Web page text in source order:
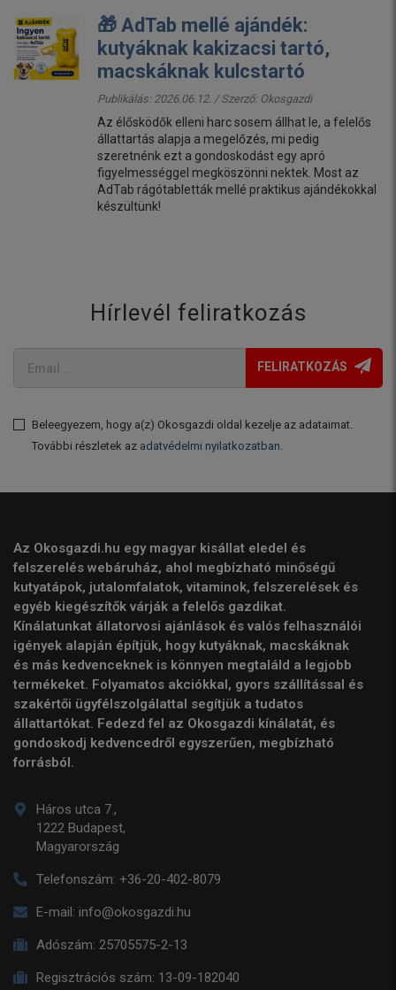
🎁 AdTab mellé ajándék:
kutyáknak kakizacsi tartó,
macskáknak kulcstartó
Publikálás: 2026.06.12. / Szerző: Okosgazdi
Az élősködők elleni harc sosem állhat le, a felelős
állattartás alapja a megelőzés, mi pedig
szeretnénk ezt a gondoskodást egy apró
figyelmességgel megköszönni nektek. Most az
AdTab rágótabletták mellé praktikus ajándékokkal
készültünk!
Hírlevél feliratkozás
FELIRATKOZÁS
Beleegyezem, hogy a(z) Okosgazdi oldal kezelje az adataimat.
További részletek az adatvédelmi nyilatkozatban.
Az Okosgazdi.hu egy magyar kisállat eledel és
felszerelés webáruház, ahol megbízható minőségű
kutyatápok, jutalomfalatok, vitaminok, felszerelések és
egyéb kiegészítők várják a felelős gazdikat.
Kínálatunkat állatorvosi ajánlások és valós felhasználói
igények alapján építjük, hogy kutyáknak, macskáknak
és más kedvenceknek is könnyen megtaláld a legjobb
termékeket. Folyamatos akciókkal, gyors szállítással és
szakértői ügyfélszolgálattal segítjük a tudatos
állattartókat. Fedezd fel az Okosgazdi kínálatát, és
gondoskodj kedvencedről egyszerűen, megbízható
forrásból.
Háros utca 7.,
1222 Budapest,
Magyarország
Telefonszám: +36-20-402-8079
E-mail: info@okosgazdi.hu
Adószám: 25705575-2-13
Regisztrációs szám: 13-09-182040